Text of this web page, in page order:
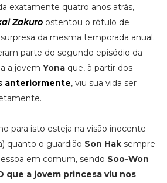
exatamente quatro anos atrás,
Zakuroostentou o rótulo de
da mesma temporada anual.
parte do segundo episódio da
a jovem Yonaque, à partir dos
anteriormente, viu sua vida ser
para isto esteja na visão inocente
quanto o guardião Son Haksempre
em comum, sendo Soo-Won
que a jovem princesa viu nos